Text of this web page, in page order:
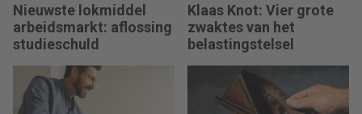
Nieuwste lokmiddel
arbeidsmarkt: aflossing
studieschuld
Klaas Knot: Vier grote
zwaktes van het
belastingstelsel